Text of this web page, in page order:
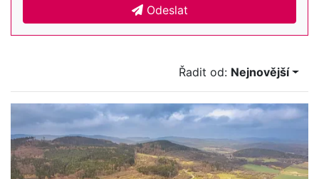
Odeslat
Řadit od: Nejnovější